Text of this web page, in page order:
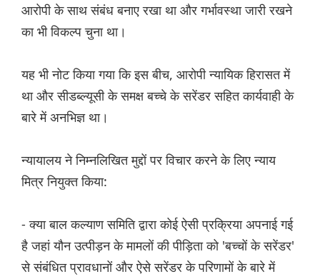
आरोपी के साथ संबंध बनाए रखा था और गर्भावस्था जारी रखने
का भी विकल्प चुना था।
यह भी नोट किया गया कि इस बीच, आरोपी न्यायिक हिरासत में
था और सीडब्ल्यूसी के समक्ष बच्चे के सरेंडर सहित कार्यवाही के
बारे में अनभिज्ञ था।
न्यायालय ने निम्नलिखित मुद्दों पर विचार करने के लिए न्याय
मित्र नियुक्त किया:
- क्या बाल कल्याण समिति द्वारा कोई ऐसी प्रक्रिया अपनाई गई
है जहां यौन उत्पीड़न के मामलों की पीड़िता को 'बच्चों के सरेंडर'
से संबंधित प्रावधानों और ऐसे सरेंडर के परिणामों के बारे में